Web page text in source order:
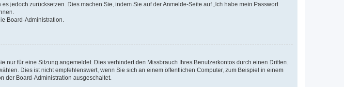
jedoch zurücksetzen. Dies machen Sie, indem Sie auf der Anmelde-Seite auf „Ich habe mein Passwort
Board-Administration.
für eine Sitzung angemeldet. Dies verhindert den Missbrauch Ihres Benutzerkontos durch einen Dritten.
Dies ist nicht empfehlenswert, wenn Sie sich an einem öffentlichen Computer, zum Beispiel in einem
der Board-Administration ausgeschaltet.